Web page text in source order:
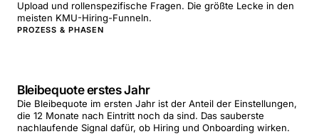
Upload und rollenspezifische Fragen. Die größte Lecke in den
meisten KMU-Hiring-Funneln.
PROZESS & PHASEN
Bleibequote erstes Jahr
Die Bleibequote im ersten Jahr ist der Anteil der Einstellungen,
die 12 Monate nach Eintritt noch da sind. Das sauberste
nachlaufende Signal dafür, ob Hiring und Onboarding wirken.